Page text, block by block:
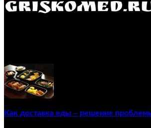
Как доставка еды – решение